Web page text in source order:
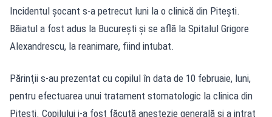
Incidentul șocant s-a petrecut luni la o clinică din Pitești.
Băiatul a fost adus la București și se află la Spitalul Grigore
Alexandrescu, la reanimare, fiind intubat.
Părinţii s-au prezentat cu copilul în data de 10 februaie, luni,
pentru efectuarea unui tratament stomatologic la clinica din
Piteşti. Copilului i-a fost făcută anestezie generală şi a intrat